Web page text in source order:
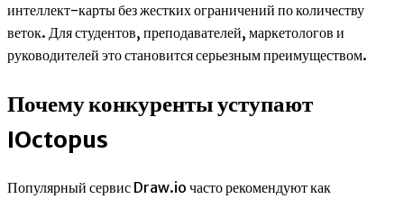
интеллект-карты без жестких ограничений по количеству
веток. Для студентов, преподавателей, маркетологов и
руководителей это становится серьезным преимуществом.
Почему конкуренты уступают
IOctopus
Популярный сервис Draw.io часто рекомендуют как